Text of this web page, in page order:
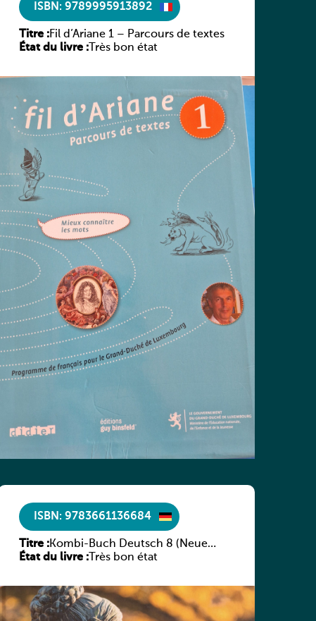
ISBN: 9789995913892
Titre :Fil d’Ariane 1 – Parcours de textes
État du livre :Très bon état
ISBN: 9783661136684
Titre :Kombi-Buch Deutsch 8 (Neue
Ausgabe Luxemburg)
État du livre :Très bon état